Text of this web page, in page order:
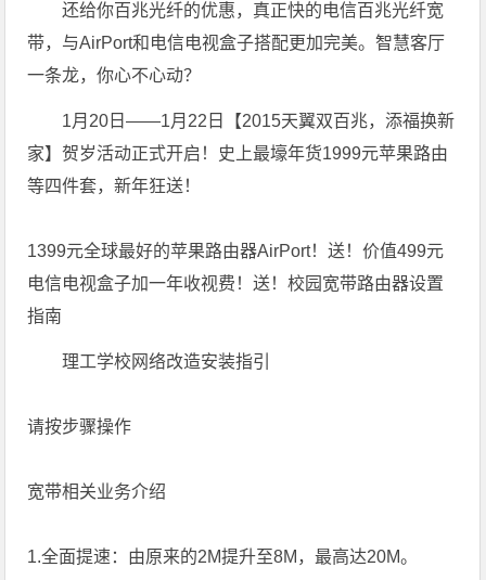
还给你百兆光纤的优惠，真正快的电信百兆光纤宽
带，与AirPort和电信电视盒子搭配更加完美。智慧客厅
一条龙，你心不心动？
1月20日——1月22日【2015天翼双百兆，添福换新
家】贺岁活动正式开启！史上最壕年货1999元苹果路由
等四件套，新年狂送！
1399元全球最好的苹果路由器AirPort！送！价值499元
电信电视盒子加一年收视费！送！校园宽带路由器设置
指南
理工学校网络改造安装指引
请按步骤操作
宽带相关业务介绍
1.全面提速：由原来的2M提升至8M，最高达20M。